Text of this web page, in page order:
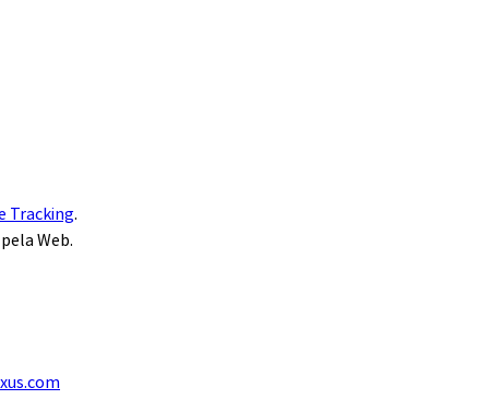
Tracking.
Web.